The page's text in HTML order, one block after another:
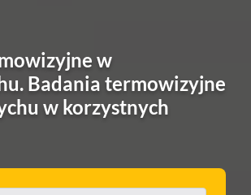
w
Badania termowizyjne
w korzystnych